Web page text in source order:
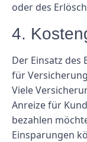
oder des
4.
Der Einsatz des
für
Viele
Anreize für
bezahlen
Einsparungen